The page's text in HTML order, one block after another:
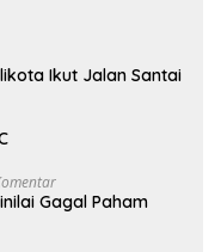
Ikut Jalan Santai
Gagal Paham